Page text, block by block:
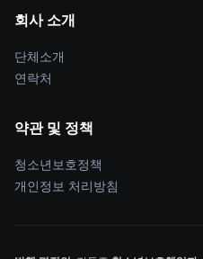
회사 소개
단체소개
연락처
약관 및 정책
청소년보호정책
개인정보 처리방침